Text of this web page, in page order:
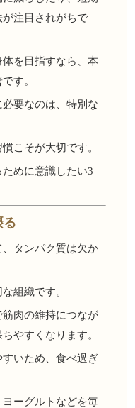
注目されがちで
を目指すなら、本
す。
要なのは、特別な
こそが大切です。
めに意識したい3
る
タンパク質は欠か
組織です。
肉の維持につなが
やすくなります。
いため、食べ過ぎ
ーグルトなどを毎